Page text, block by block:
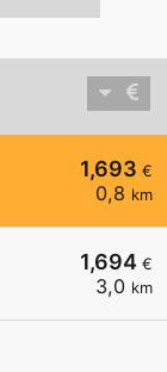
1,693 €
0,8 km
1,694 €
3,0 km